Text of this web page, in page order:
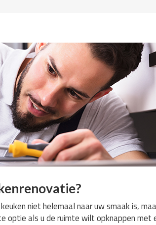
niet helemaal naar uw smaak is,
optie als u de ruimte wilt opknappen met